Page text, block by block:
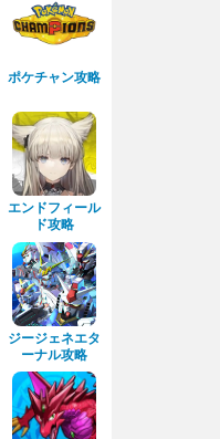
ポケチャン攻略
エンドフィール
ド攻略
ジージェネエタ
ーナル攻略